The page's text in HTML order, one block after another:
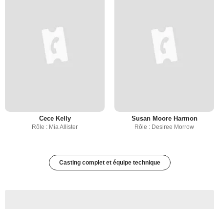
Cece Kelly
Rôle : Mia Allister
Susan Moore Harmon
Rôle : Desiree Morrow
Casting complet et équipe technique